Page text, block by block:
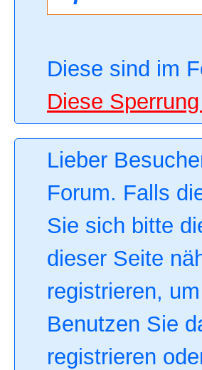
Diese sind im
Diese
Lieber
Forum. Falls
Sie sich bitte
dieser Seite
registrieren,
Benutzen Sie
registrieren